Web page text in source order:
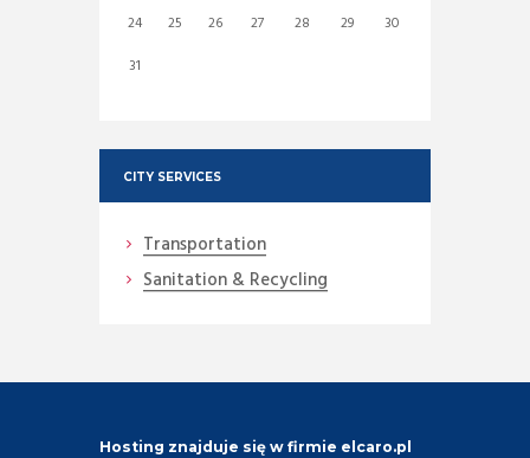
24
25 26 27 28 29
30
31
CITY SERVICES
Transportation
Sanitation & Recycling
Hosting znajduje się w firmie elcaro.pl